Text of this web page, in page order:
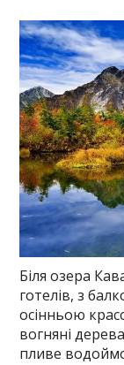
Біля озера
готелів, з
осінньою
вогняні
пливе